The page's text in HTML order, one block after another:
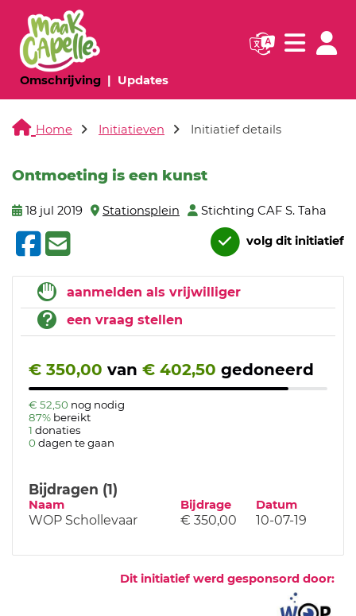
Omschrijving(huidige pagina)
Updates(huidige pagina)
Navigatie
Home Initiatieven Initiatief details
Ontmoeting is een kunst
18 jul 2019 Stationsplein Stichting CAF S. Taha
volg dit initiatief
aanmelden als vrijwilliger
een vraag stellen
€ 350,00 van € 402,50 gedoneerd
€ 52,50 nog nodig
87% bereikt
1 donaties
0 dagen te gaan
Bijdragen (1)
Naam Bijdrage Datum
WOP Schollevaar € 350,00 10-07-19
Dit initiatief werd gesponsord door: